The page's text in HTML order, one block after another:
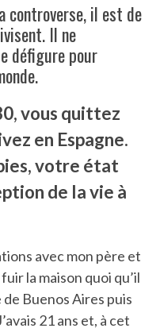
controverse, il est de
Il ne
défigure pour
vous quittez
en Espagne.
votre état
de la vie à
avec mon père et
la maison quoi qu’il
Buenos Aires puis
21 ans et, à cet